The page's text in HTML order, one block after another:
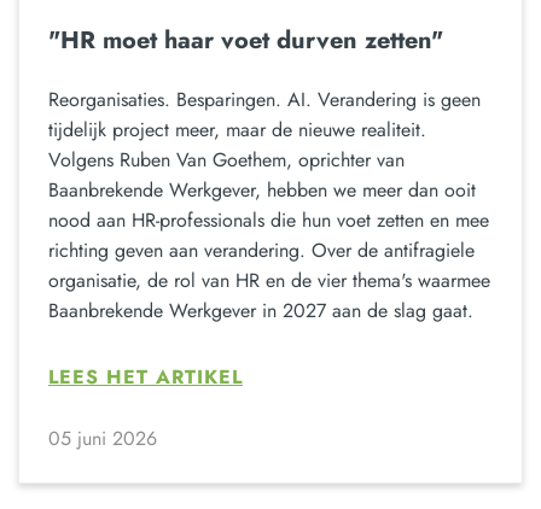
"HR moet haar voet durven zetten"
Reorganisaties. Besparingen. AI. Verandering is geen
tijdelijk project meer, maar de nieuwe realiteit.
Volgens Ruben Van Goethem, oprichter van
Baanbrekende Werkgever, hebben we meer dan ooit
nood aan HR-professionals die hun voet zetten en mee
richting geven aan verandering. Over de antifragiele
organisatie, de rol van HR en de vier thema's waarmee
Baanbrekende Werkgever in 2027 aan de slag gaat.
LEES HET ARTIKEL
05 juni 2026